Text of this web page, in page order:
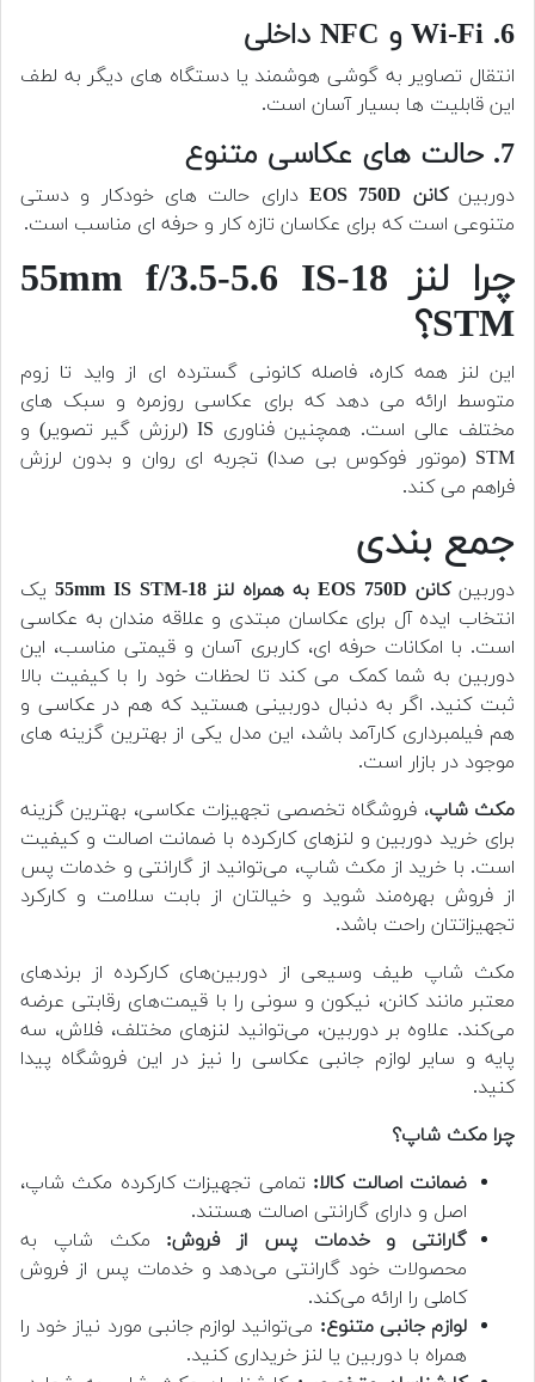
6. Wi-Fi و NFC داخلی
انتقال تصاویر به گوشی هوشمند یا دستگاه های دیگر به لطف
این قابلیت ها بسیار آسان است.
7. حالت های عکاسی متنوع
دوربینکانن EOS 750D
دارای حالت های خودکار و دستی
متنوعی است که برای عکاسان تازه کار و حرفه ای مناسب است.
چرا لنز 18-55mm f/3.5-5.6 IS
STM؟
این لنز همه کاره، فاصله کانونی گسترده ای از واید تا زوم
متوسط ارائه می دهد که برای عکاسی روزمره و سبک های
مختلف عالی است. همچنین فناوری IS (لرزش گیر تصویر) و
STM (موتور فوکوس بی صدا) تجربه ای روان و بدون لرزش
فراهم می کند.
جمع بندی
دوربینکانن EOS 750D به همراه لنز 18-55mm IS STM
یک
انتخاب ایده آل برای عکاسان مبتدی و علاقه مندان به عکاسی
است. با امکانات حرفه ای، کاربری آسان و قیمتی مناسب، این
دوربین به شما کمک می کند تا لحظات خود را با کیفیت بالا
ثبت کنید. اگر به دنبال دوربینی هستید که هم در عکاسی و
هم فیلمبرداری کارآمد باشد، این مدل یکی از بهترین گزینه های
موجود در بازار است.
مکث شاپ، فروشگاه تخصصی تجهیزات عکاسی، بهترین گزینه
برای خرید دوربین و لنزهای کارکرده با ضمانت اصالت و کیفیت
است. با خرید از مکث شاپ، می‌توانید از گارانتی و خدمات پس
از فروش بهره‌مند شوید و خیالتان از بابت سلامت و کارکرد
تجهیزاتتان راحت باشد.
مکث شاپ طیف وسیعی از دوربین‌های کارکرده از برندهای
معتبر مانند کانن، نیکون و سونی را با قیمت‌های رقابتی عرضه
می‌کند. علاوه بر دوربین، می‌توانید لنزهای مختلف، فلاش، سه
پایه و سایر لوازم جانبی عکاسی را نیز در این فروشگاه پیدا
کنید.
چرا مکث شاپ؟
ضمانت اصالت کالا: تمامی تجهیزات کارکرده مکث شاپ،
اصل و دارای گارانتی اصالت هستند.
گارانتی و خدمات پس از فروش: مکث شاپ به
محصولات خود گارانتی می‌دهد و خدمات پس از فروش
کاملی را ارائه می‌کند.
لوازم جانبی متنوع: می‌توانید لوازم جانبی مورد نیاز خود را
همراه با دوربین یا لنز خریداری کنید.